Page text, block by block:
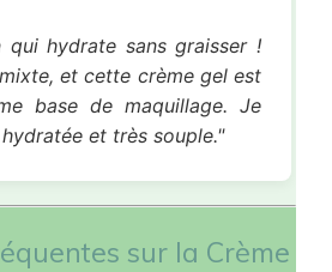
qui hydrate sans graisser !
et cette crème gel est
base de maquillage. Je
et très souple."
sur la Crème